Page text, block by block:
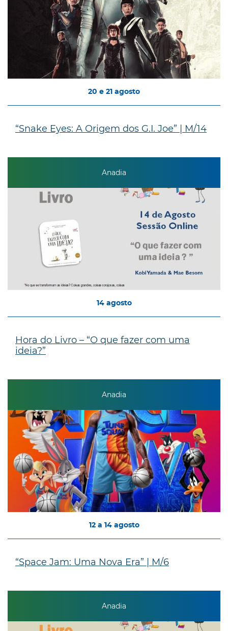
20 e 21 agosto
“Snake Eyes: A Origem dos G.I. Joe” | M/14
Anadia
14 agosto
Hora do Livro – “O que fazer com uma
ideia?”
Anadia
12 a 14 agosto
“Space Jam: Uma Nova Era” | M/6
Anadia